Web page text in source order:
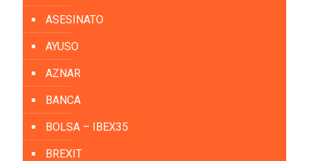
ASESINATO
AYUSO
AZNAR
BANCA
BOLSA – IBEX35
BREXIT